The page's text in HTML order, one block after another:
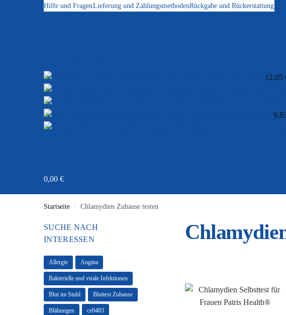
Hilfe und FragenLieferung und ZahlungsmethodenRückgabe und Rückerstattung
12,05
0,00 €
Startseite / Chlamydien Zuhause testen
SUCHE NACH
INTERESSEN
Allergie Angina
Bakterielle und virale Infektionen
Blut im Stuhl Bluttest Zuhause
Blähungen ce0483